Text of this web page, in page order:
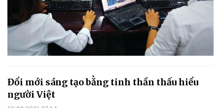
Đổi mới sáng tạo bằng tinh thần thấu hiểu
người Việt